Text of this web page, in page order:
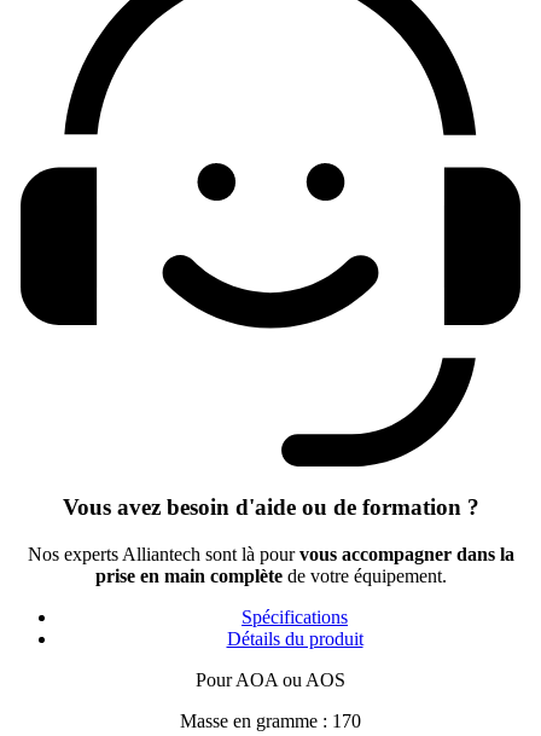
Vous avez besoin d'aide ou de formation ?
Nos experts Alliantech sont là pourvous accompagner dans la
prise en main complètede votre équipement.
Spécifications
Détails du produit
Pour AOA ou AOS
Masse en gramme : 170